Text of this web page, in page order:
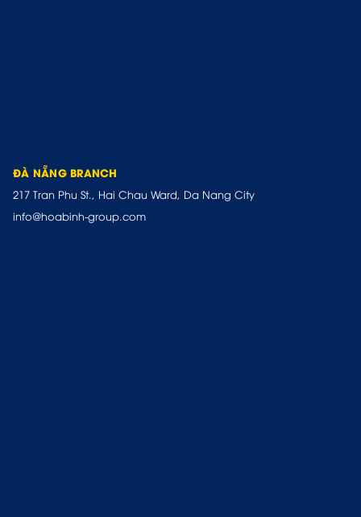
ĐÀ NẴNG BRANCH
217 Tran Phu St., Hai Chau Ward, Da Nang City
info@hoabinh-group.com